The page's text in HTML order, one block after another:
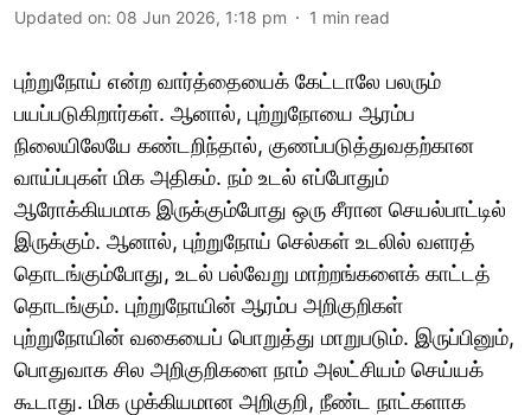
Updated on: 08 Jun 2026, 1:18 pm 1 min read
புற்றுநோய் என்ற வார்த்தையைக் கேட்டாலே பலரும்
பயப்படுகிறார்கள். ஆனால், புற்றுநோயை ஆரம்ப
நிலையிலேயே கண்டறிந்தால், குணப்படுத்துவதற்கான
வாய்ப்புகள் மிக அதிகம். நம் உடல் எப்போதும்
ஆரோக்கியமாக இருக்கும்போது ஒரு சீரான செயல்பாட்டில்
இருக்கும். ஆனால், புற்றுநோய் செல்கள் உடலில் வளரத்
தொடங்கும்போது, உடல் பல்வேறு மாற்றங்களைக் காட்டத்
தொடங்கும். புற்றுநோயின் ஆரம்ப அறிகுறிகள்
புற்றுநோயின் வகையைப் பொறுத்து மாறுபடும். இருப்பினும்,
பொதுவாக சில அறிகுறிகளை நாம் அலட்சியம் செய்யக்
கூடாது. மிக முக்கியமான அறிகுறி, நீண்ட நாட்களாக